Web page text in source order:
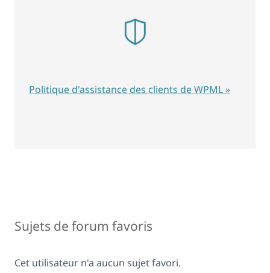
Sujets de forum favoris
Cet utilisateur n'a aucun sujet favori.
Politique d'assistance des clients de WPML »